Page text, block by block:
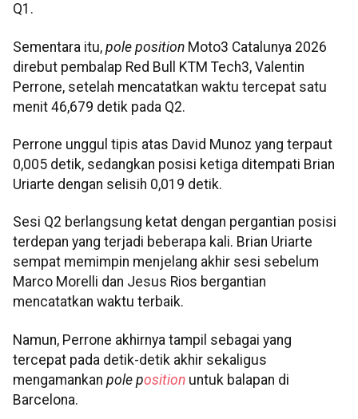
Q1.
Sementara itu, pole position Moto3 Catalunya 2026
direbut pembalap Red Bull KTM Tech3, Valentin
Perrone, setelah mencatatkan waktu tercepat satu
menit 46,679 detik pada Q2.
Perrone unggul tipis atas David Munoz yang terpaut
0,005 detik, sedangkan posisi ketiga ditempati Brian
Uriarte dengan selisih 0,019 detik.
Sesi Q2 berlangsung ketat dengan pergantian posisi
terdepan yang terjadi beberapa kali. Brian Uriarte
sempat memimpin menjelang akhir sesi sebelum
Marco Morelli dan Jesus Rios bergantian
mencatatkan waktu terbaik.
Namun, Perrone akhirnya tampil sebagai yang
tercepat pada detik-detik akhir sekaligus
mengamankan pole position untuk balapan di
Barcelona.